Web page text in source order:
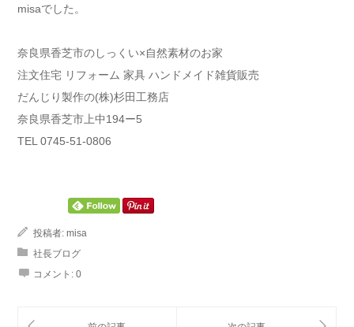
misaでした。
奈良県香芝市のしっくい×自然素材のお家
注文住宅 リフォーム 家具 ハンドメイド雑貨販売
だんじり製作の(株)杉田工務店
奈良県香芝市上中194ー5
TEL 0745-51-0806
投稿者: misa
社長ブログ
コメント: 0